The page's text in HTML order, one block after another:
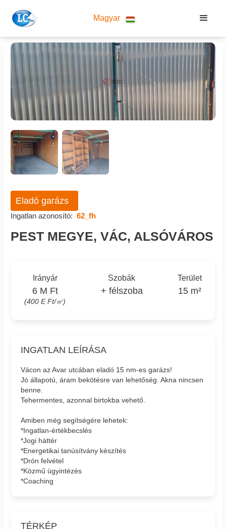
Magyar
Eladó garázs
Ingatlan azonosító: 62_fh
PEST MEGYE, VÁC, ALSÓVÁROS
Irányár
6 M Ft
(400 E Ft/㎡)
Szobák
+ félszoba
Terület
15 m²
INGATLAN LEÍRÁSA
Vácon az Avar utcában eladó 15 nm-es garázs!
Jó állapotú, áram bekötésre van lehetőség. Akna nincsen
benne.
Tehermentes, azonnal birtokba vehető.
Amiben még segítségére lehetek:
*Ingatlan-értékbecslés
*Jogi háttér
*Energetikai tanúsítvány készítés
*Drón felvétel
*Közmű ügyintézés
*Coaching
TÉRKÉP